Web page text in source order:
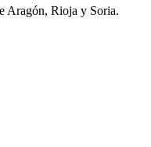
Aragón, Rioja y Soria.